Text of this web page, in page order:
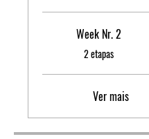
Week Nr. 2
.
2 etapas
Ver mais